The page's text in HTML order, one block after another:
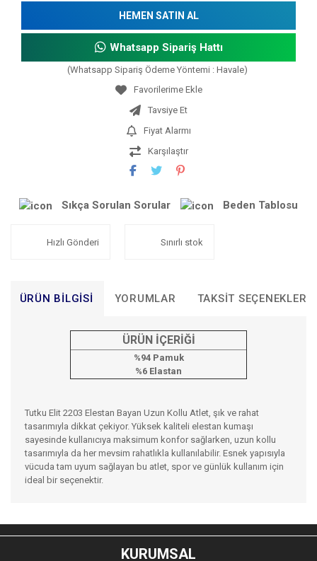
HEMEN SATIN AL
Whatsapp Sipariş Hattı
(Whatsapp Sipariş Ödeme Yöntemi : Havale)
Tavsiye Et
Fiyat Alarmı
Karşılaştır
Sıkça Sorulan Sorular Beden Tablosu
Hızlı Gönderi Sınırlı stok
ÜRÜN BILGISI YORUMLAR TAKSIT SEÇENEKLERI
ÜRÜN İÇERİĞİ
%94 Pamuk
%6 Elastan
Tutku Elit 2203 Elestan Bayan Uzun Kollu Atlet, şık ve rahat
tasarımıyla dikkat çekiyor. Yüksek kaliteli elestan kumaşı
sayesinde kullanıcıya maksimum konfor sağlarken, uzun kollu
tasarımıyla da her mevsim rahatlıkla kullanılabilir. Esnek yapısıyla
vücuda tam uyum sağlayan bu atlet, spor ve günlük kullanım için
ideal bir seçenektir.
Bu ürünün fiyat bilgisi, resim, ürün açıklamalarında ve diğer
konularda yetersiz gördüğünüz noktaları öneri formunu
kullanarak tarafımıza iletebilirsiniz.
KURUMSAL